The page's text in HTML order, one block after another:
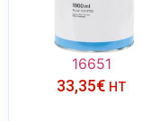
16651
33,35€ HT